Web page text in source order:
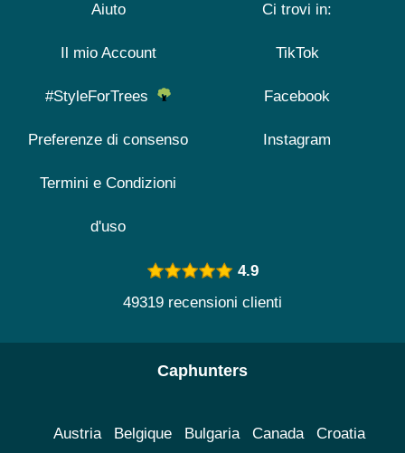
Aiuto
Il mio Account
#StyleForTrees
Preferenze di consenso
Termini e Condizioni
d'uso
Ci trovi in:
TikTok
Facebook
Instagram
4.9
49319 recensioni clienti
Caphunters
Austria Belgique Bulgaria Canada Croatia